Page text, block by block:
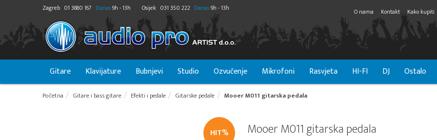
Zagreb 01 3880 167 Danas9h - 13h Osijek 031 350 222 Danas9h - 13h O nama Kontakt Kako kupiti
Gitare Klavijature Bubnjevi Studio Ozvučenje Mikrofoni Rasvjeta HI-FI DJ Ostalo
Početna Gitare i bass gitare Efekti i pedale Gitarske pedale Mooer M011 gitarska pedala
HIT% Mooer M011 gitarska pedala